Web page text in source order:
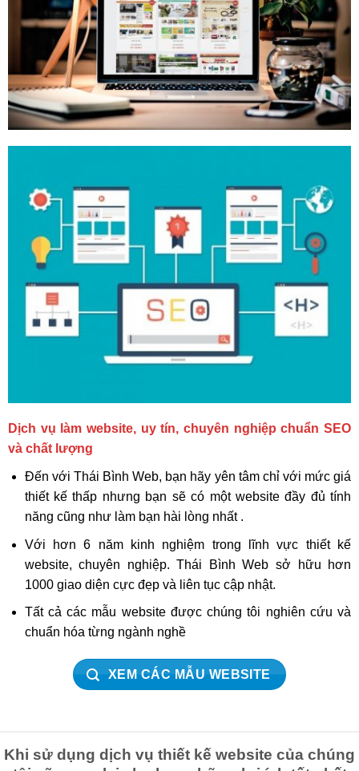
Dịch vụ làm website, uy tín, chuyên nghiệp chuẩn SEO
và chất lượng
Đến với Thái Bình Web, bạn hãy yên tâm chỉ với mức giá
thiết kế thấp nhưng bạn sẽ có một website đầy đủ tính
năng cũng như làm bạn hài lòng nhất .
Với hơn 6 năm kinh nghiệm trong lĩnh vực thiết kế
website, chuyên nghiệp. Thái Bình Web sở hữu hơn
1000 giao diện cực đẹp và liên tục cập nhật.
Tất cả các mẫu website được chúng tôi nghiên cứu và
chuẩn hóa từng ngành nghề
XEM CÁC MẪU WEBSITE
Khi sử dụng dịch vụ thiết kế website của chúng